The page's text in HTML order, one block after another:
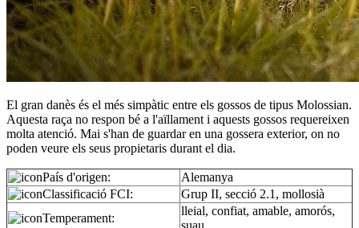
El gran danès és el més simpàtic entre els gossos de tipus Molossian.
Aquesta raça no respon bé a l'aïllament i aquests gossos requereixen
molta atenció. Mai s'han de guardar en una gossera exterior, on no
poden veure els seus propietaris durant el dia.
País d'origen:
Alemanya
Classificació FCI:
Grup II, secció 2.1, mollosià
Temperament:
lleial, confiat, amable, amorós,
suau